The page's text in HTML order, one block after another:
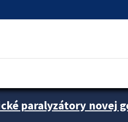
paralyzátory novej